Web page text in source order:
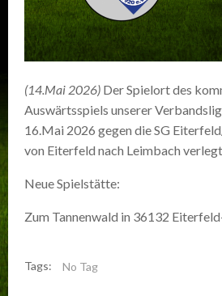
(14.Mai 2026) Der Spielort des
Auswärtsspiels unserer
16.Mai 2026 gegen die SG
von Eiterfeld nach Leimbach
Neue Spielstätte:
Zum Tannenwald in 36132
Tags: No Tag